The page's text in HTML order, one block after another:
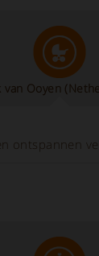
van Ooyen
ontspannen